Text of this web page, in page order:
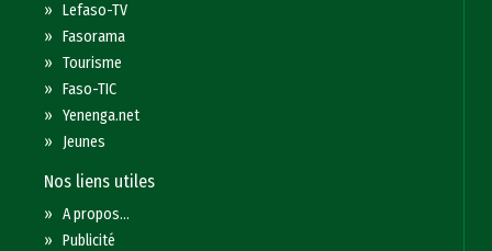
»Lefaso-TV
»Fasorama
»Tourisme
»Faso-TIC
»Yenenga.net
» Jeunes
Nos liens utiles
»A propos...
»Publicité